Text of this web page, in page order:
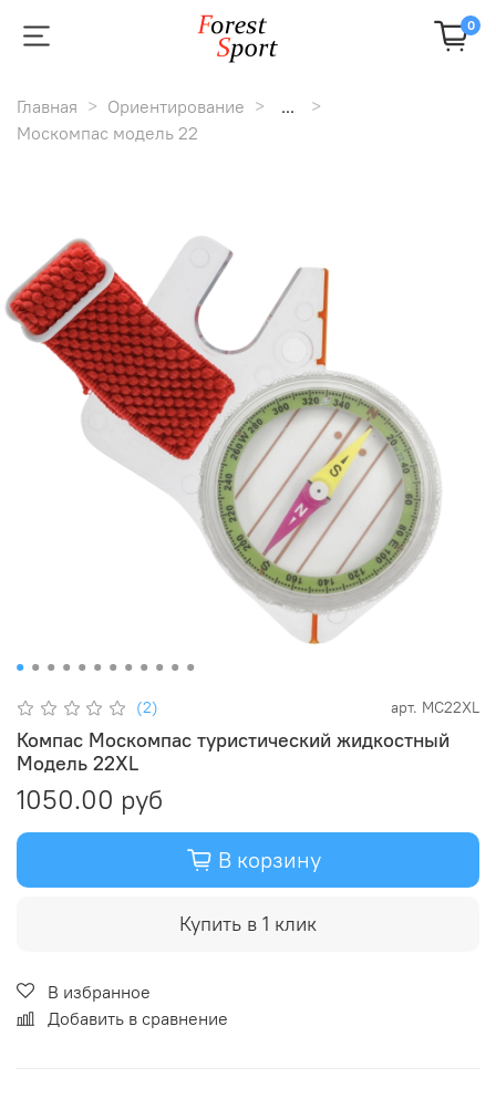
0
Главная Ориентирование
...
Москомпас модель 22
(2) арт. MC22XL
Компас Москомпас туристический жидкостный
Модель 22XL
1050.00 руб
В корзину
Купить в 1 клик
В избранное
Добавить в сравнение